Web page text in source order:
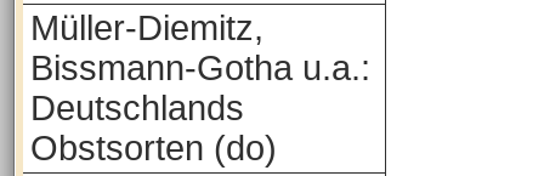
Müller-Diemitz,
Bissmann-Gotha u.a.:
Deutschlands
Obstsorten (do)